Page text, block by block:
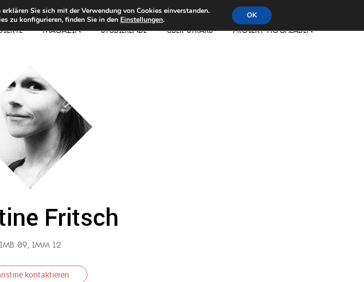
MAGAZIN STUDIERENDE ÜBER STRAKS PROJEKT HOCHLADEN
Fritsch
IMB 09, IMM 12
kontaktieren
Sie sich mit der Verwendung von Cookies einverstanden.
zu konfigurieren, finden Sie in den Einstellungen. OK